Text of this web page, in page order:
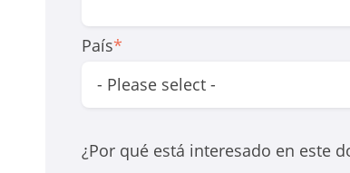
País*
¿Por qué está interesado en este